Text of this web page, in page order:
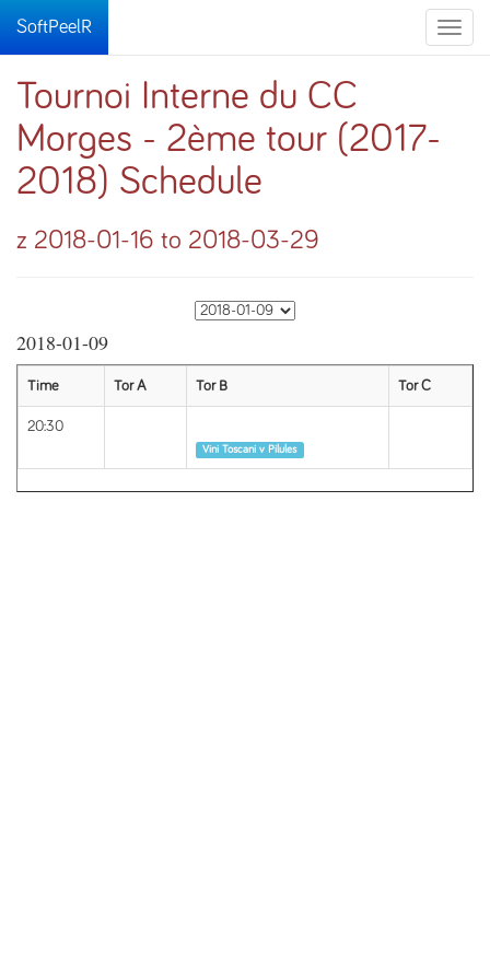
Toggle
SoftPeelR
Tournoi Interne du CC
Morges - 2ème tour (2017-
2018) Schedule
z 2018-01-16 to 2018-03-29
2018-01-09
Time Tor A Tor B Tor C
20:30
Vini Toscani v Pilules